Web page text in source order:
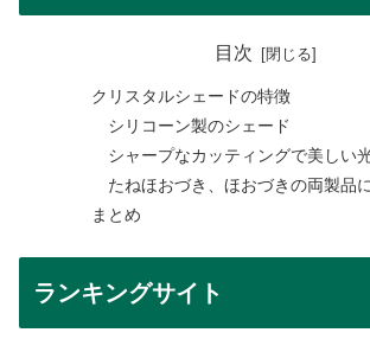
目次
クリスタルシェードの特徴
シリコーン製のシェード
シャープなカッティングで美しい
たねほおづき、ほおづきの両製品
まとめ
ランキングサイト